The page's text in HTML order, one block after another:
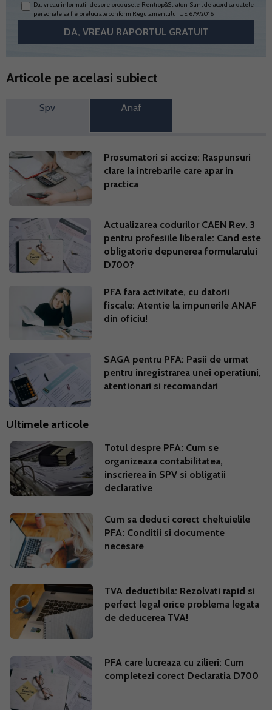
Da, vreau informatii despre produsele Rentrop&Straton. Sunt de acord ca datele
personale sa fie prelucrate conform Regulamentului UE 679/2016
Articole pe acelasi subiect
Spv Anaf
Prosumatori si accize: Raspunsuri
clare la intrebarile care apar in
practica
Actualizarea codurilor CAEN Rev. 3
pentru profesiile liberale: Cand este
obligatorie depunerea formularului
D700?
PFA fara activitate, cu datorii
fiscale: Atentie la impunerile ANAF
din oficiu!
SAGA pentru PFA: Pasii de urmat
pentru inregistrarea unei operatiuni,
atentionari si recomandari
Ultimele articole
Totul despre PFA: Cum se
organizeaza contabilitatea,
inscrierea in SPV si obligatii
declarative
Cum sa deduci corect cheltuielile
PFA: Conditii si documente
necesare
TVA deductibila: Rezolvati rapid si
perfect legal orice problema legata
de deducerea TVA!
PFA care lucreaza cu zilieri: Cum
completezi corect Declaratia D700